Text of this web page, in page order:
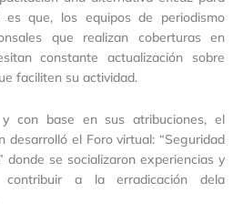
que, los equipos de periodismo
que realizan coberturas en
constante actualización sobre
faciliten su actividad.
con base en sus atribuciones, el
desarrolló el Foro virtual: “Seguridad
donde se socializaron experiencias y
contribuir a la erradicación dela